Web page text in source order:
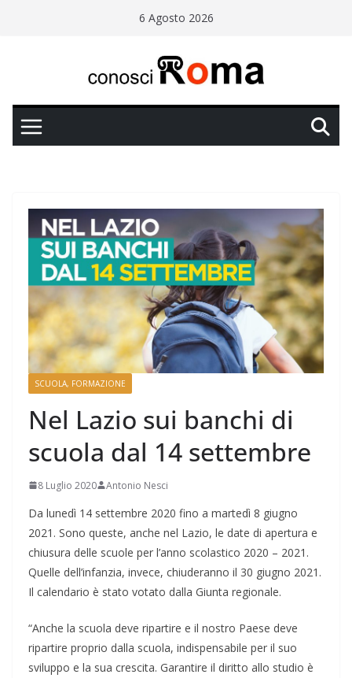
6 Agosto 2026
SCUOLA, FORMAZIONE
Nel Lazio sui banchi di
scuola dal 14 settembre
8 Luglio 2020 Antonio Nesci
Da lunedì 14 settembre 2020 fino a martedì 8 giugno
2021. Sono queste, anche nel Lazio, le date di apertura e
chiusura delle scuole per l’anno scolastico 2020 – 2021.
Quelle dell’infanzia, invece, chiuderanno il 30 giugno 2021.
Il calendario è stato votato dalla Giunta regionale.
“Anche la scuola deve ripartire e il nostro Paese deve
ripartire proprio dalla scuola, indispensabile per il suo
sviluppo e la sua crescita. Garantire il diritto allo studio è